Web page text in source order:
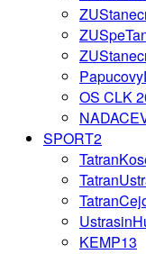
OS CLK
SPORT2
KEMP13